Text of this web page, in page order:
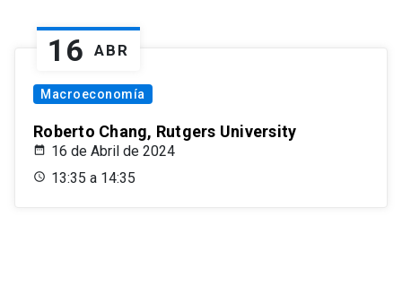
16 ABR
Macroeconomía
Roberto Chang, Rutgers University
16 de Abril de 2024
13:35 a 14:35